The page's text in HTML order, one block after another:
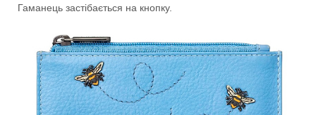
Гаманець застібається на кнопку.